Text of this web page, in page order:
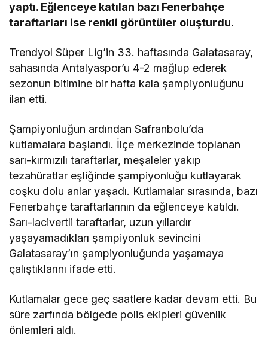
yaptı. Eğlenceye katılan bazı Fenerbahçe
taraftarları ise renkli görüntüler oluşturdu.
Trendyol Süper Lig’in 33. haftasında Galatasaray,
sahasında Antalyaspor’u 4-2 mağlup ederek
sezonun bitimine bir hafta kala şampiyonluğunu
ilan etti.
Şampiyonluğun ardından Safranbolu’da
kutlamalara başlandı. İlçe merkezinde toplanan
sarı-kırmızılı taraftarlar, meşaleler yakıp
tezahüratlar eşliğinde şampiyonluğu kutlayarak
coşku dolu anlar yaşadı. Kutlamalar sırasında, bazı
Fenerbahçe taraftarlarının da eğlenceye katıldı.
Sarı-lacivertli taraftarlar, uzun yıllardır
yaşayamadıkları şampiyonluk sevincini
Galatasaray’ın şampiyonluğunda yaşamaya
çalıştıklarını ifade etti.
Kutlamalar gece geç saatlere kadar devam etti. Bu
süre zarfında bölgede polis ekipleri güvenlik
önlemleri aldı.